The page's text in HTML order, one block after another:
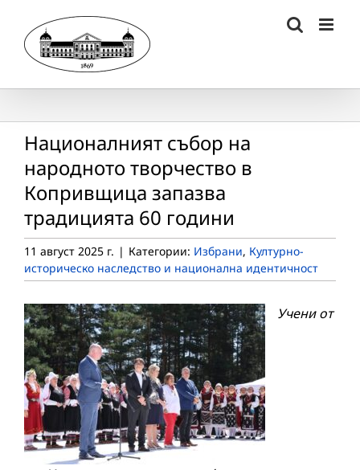
content
Националният събор на
народното творчество в
Копривщица запазва
традицията 60 години
11 август 2025 г. | Категории: Избрани, Културно-
историческо наследство и национална идентичност
Учени от